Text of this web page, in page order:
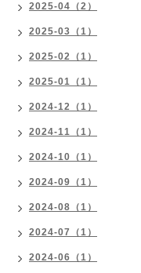
2025-04（2）
2025-03（1）
2025-02（1）
2025-01（1）
2024-12（1）
2024-11（1）
2024-10（1）
2024-09（1）
2024-08（1）
2024-07（1）
2024-06（1）